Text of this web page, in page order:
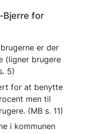
Bjerre for
er der
(ligner brugere
5)
for at benytte
men til
(MB s. 11)
i kommunen